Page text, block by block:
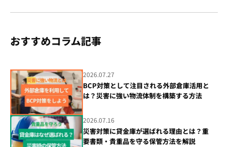
おすすめコラム記事
2026.07.27
BCP対策として注目される外部倉庫活用と
は？災害に強い物流体制を構築する方法
2026.07.16
災害対策に貸金庫が選ばれる理由とは？重
要書類・貴重品を守る保管方法を解説